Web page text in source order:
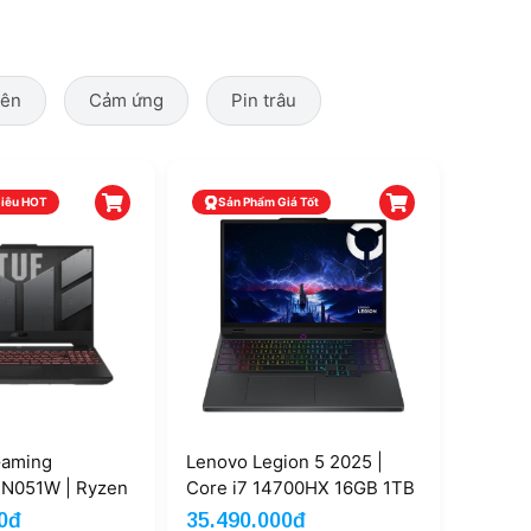
Cảm ứng Pin trâu
HOT
| Ryzen
512GB RTX
Sản Phẩm Giá Tốt
Lenovo Legion 5 2025 |
Core i7 14700HX 16GB 1TB
RTX 5050 8GB 15'' 2.5K
35.490.000đ